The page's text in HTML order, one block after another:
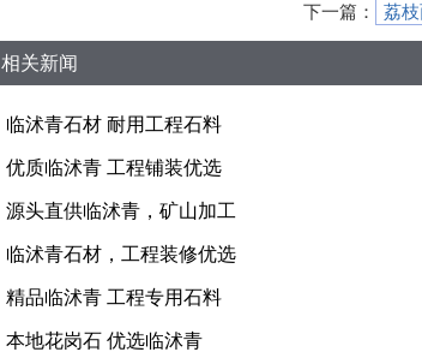
下一篇： 荔
相关新闻
临沭青石材 耐用工程石料
优质临沭青 工程铺装优选
源头直供临沭青，矿山加工
临沭青石材，工程装修优选
精品临沭青 工程专用石料
本地花岗石 优选临沭青